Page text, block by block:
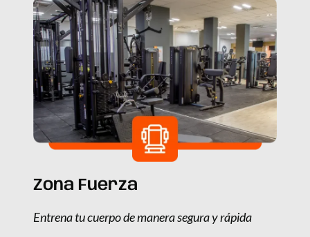
Zona Fuerza
Entrena tu cuerpo de manera segura y rápida